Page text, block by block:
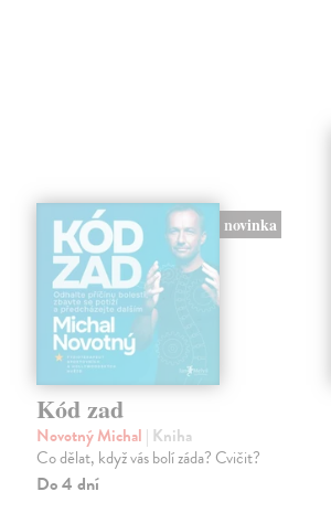
novinka
Kód zad
Novotný Michal | Kniha
Co dělat, když vás bolí záda? Cvičit?
Do 4 dní